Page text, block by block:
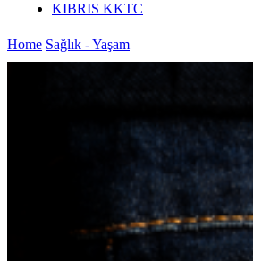
KIBRIS KKTC
Home Sağlık - Yaşam